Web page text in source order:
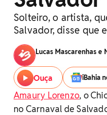
Solteiro, o artista,
Salvador, disse que
Lucas Mascarenhas e
Ouça iBahia
Amaury Lorenzo, o
no Carnaval de